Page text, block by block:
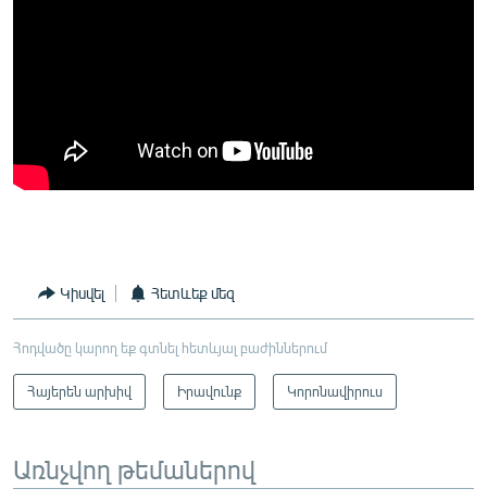
Կիսվել Հետևեք մեզ
Հոդվածը կարող եք գտնել հետևյալ բաժիններում
Հայերեն արխիվ Իրավունք Կորոնավիրուս
Առնչվող թեմաներով